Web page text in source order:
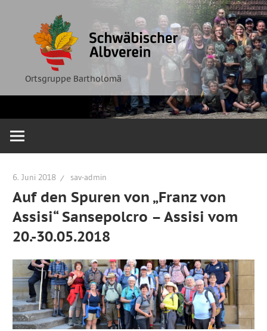
springen
Ortsgruppe Bartholomä
Albverein
Ortsgruppe
Bartholomä
6. Juni 2018 sav-admin
Auf den Spuren von „Franz von
Assisi“ Sansepolcro – Assisi vom
20.-30.05.2018